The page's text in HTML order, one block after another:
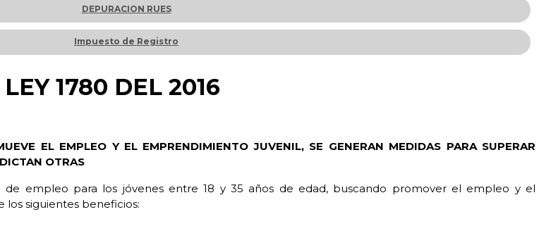
DEPURACION RUES
Impuesto de Registro
LEY 1780 DEL 2016
EL EMPLEO Y EL EMPRENDIMIENTO JUVENIL, SE GENERAN MEDIDAS PARA SUPERAR
OTRAS
empleo para los jóvenes entre 18 y 35 años de edad, buscando promover el empleo y el
siguientes beneficios: